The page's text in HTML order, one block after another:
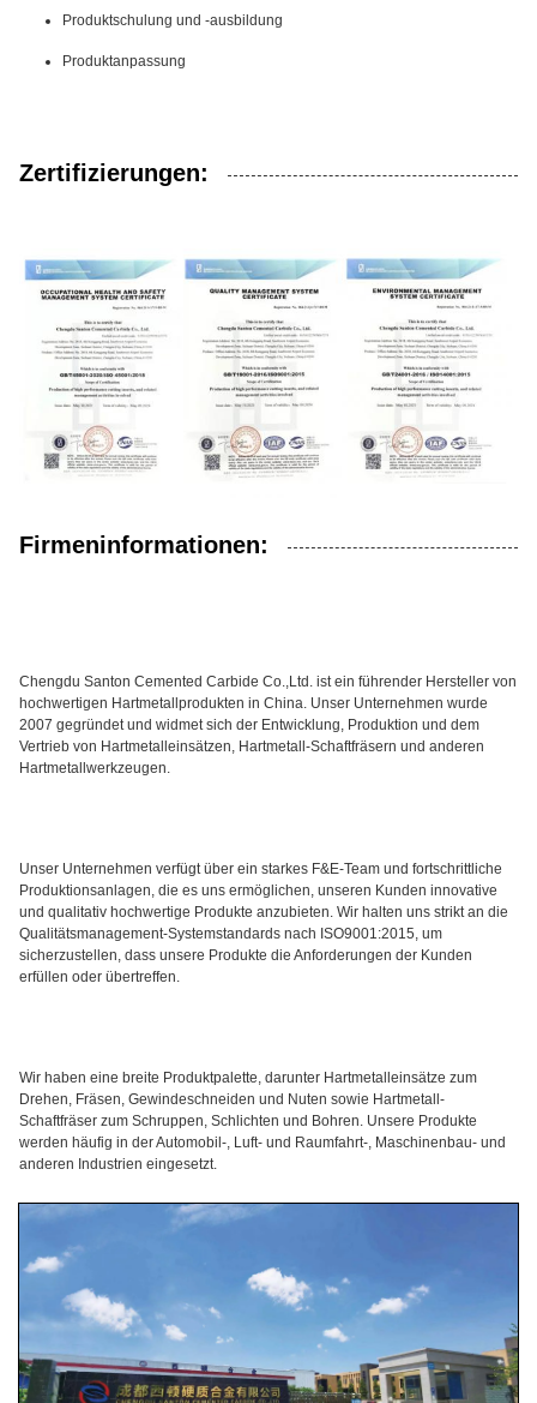
Produktschulung und -ausbildung
Produktanpassung
Zertifizierungen:
Firmeninformationen:
Chengdu Santon Cemented Carbide Co.,Ltd. ist ein führender Hersteller von
hochwertigen Hartmetallprodukten in China. Unser Unternehmen wurde
2007 gegründet und widmet sich der Entwicklung, Produktion und dem
Vertrieb von Hartmetalleinsätzen, Hartmetall-Schaftfräsern und anderen
Hartmetallwerkzeugen.
Unser Unternehmen verfügt über ein starkes F&E-Team und fortschrittliche
Produktionsanlagen, die es uns ermöglichen, unseren Kunden innovative
und qualitativ hochwertige Produkte anzubieten. Wir halten uns strikt an die
Qualitätsmanagement-Systemstandards nach ISO9001:2015, um
sicherzustellen, dass unsere Produkte die Anforderungen der Kunden
erfüllen oder übertreffen.
Wir haben eine breite Produktpalette, darunter Hartmetalleinsätze zum
Drehen, Fräsen, Gewindeschneiden und Nuten sowie Hartmetall-
Schaftfräser zum Schruppen, Schlichten und Bohren. Unsere Produkte
werden häufig in der Automobil-, Luft- und Raumfahrt-, Maschinenbau- und
anderen Industrien eingesetzt.